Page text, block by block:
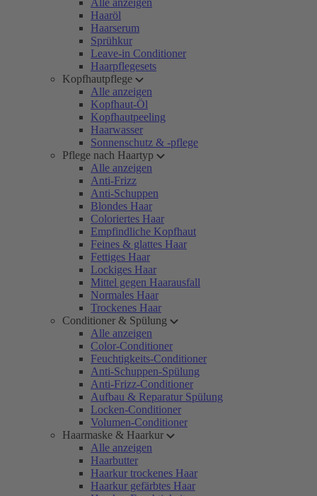
Alle anzeigen
Haaröl
Haarserum
Sprühkur
Leave-in Conditioner
Haarpflegesets
Kopfhautpflege
Alle anzeigen
Kopfhaut-Öl
Kopfhautpeeling
Haarwasser
Sonnenschutz & -pflege
Pflege nach Haartyp
Alle anzeigen
Anti-Frizz
Anti-Schuppen
Blondes Haar
Coloriertes Haar
Empfindliche Kopfhaut
Feines & glattes Haar
Fettiges Haar
Lockiges Haar
Mittel gegen Haarausfall
Normales Haar
Trockenes Haar
Conditioner & Spülung
Alle anzeigen
Color-Conditioner
Feuchtigkeits-Conditioner
Anti-Schuppen-Spülung
Anti-Frizz-Conditioner
Aufbau & Reparatur Spülung
Locken-Conditioner
Volumen-Conditioner
Haarmaske & Haarkur
Alle anzeigen
Haarbutter
Haarkur trockenes Haar
Haarkur gefärbtes Haar